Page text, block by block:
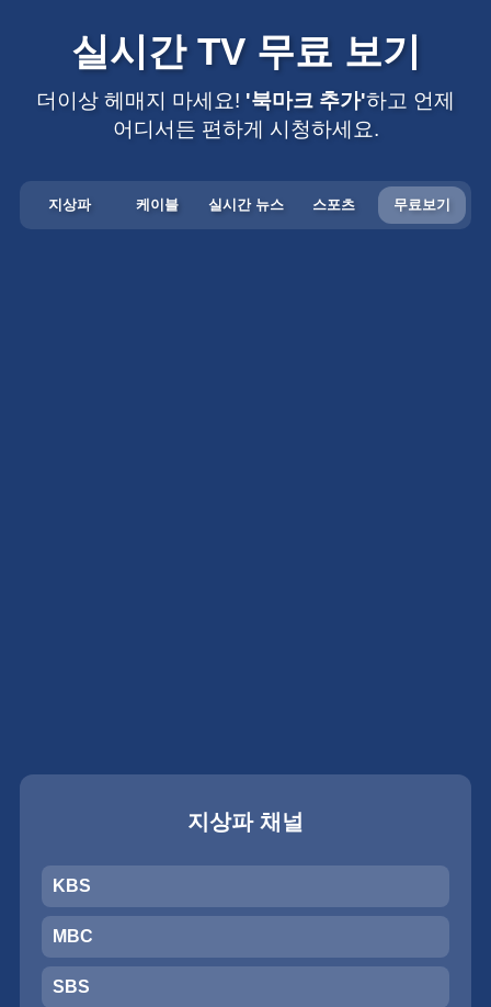
실시간 TV 무료 보기
더이상 헤매지 마세요! '북마크 추가'하고 언제
어디서든 편하게 시청하세요.
지상파 케이블 실시간 뉴스 스포츠 무료보기
지상파 채널
KBS
MBC
SBS